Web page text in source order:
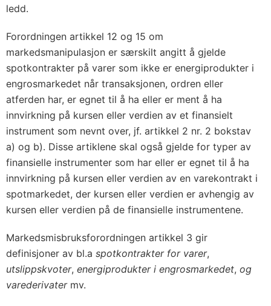
ledd.
Forordningen artikkel 12 og 15 om
markedsmanipulasjon er særskilt angitt å gjelde
spotkontrakter på varer som ikke er energiprodukter i
engrosmarkedet når transaksjonen, ordren eller
atferden har, er egnet til å ha eller er ment å ha
innvirkning på kursen eller verdien av et finansielt
instrument som nevnt over, jf. artikkel 2 nr. 2 bokstav
a) og b). Disse artiklene skal også gjelde for typer av
finansielle instrumenter som har eller er egnet til å ha
innvirkning på kursen eller verdien av en varekontrakt i
spotmarkedet, der kursen eller verdien er avhengig av
kursen eller verdien på de finansielle instrumentene.
Markedsmisbruksforordningen artikkel 3 gir
definisjoner av bl.a spotkontrakter for varer,
utslippskvoter, energiprodukter i engrosmarkedet, og
varederivater mv.